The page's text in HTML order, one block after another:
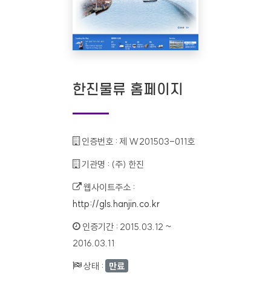
한진물류 홈페이지
인증번호 : 제 W201503-011호
기관명 : (주) 한진
웹사이트주소 :
http://gls.hanjin.co.kr
인증기간 : 2015.03.12 ~
2016.03.11
상태 : 만료